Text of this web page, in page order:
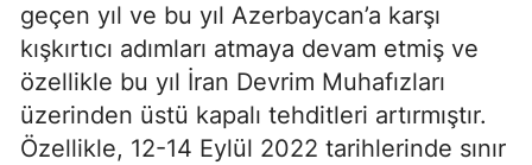
geçen yıl ve bu yıl Azerbaycan’a karşı
kışkırtıcı adımları atmaya devam etmiş ve
özellikle bu yıl İran Devrim Muhafızları
üzerinden üstü kapalı tehditleri artırmıştır.
Özellikle, 12-14 Eylül 2022 tarihlerinde sınır